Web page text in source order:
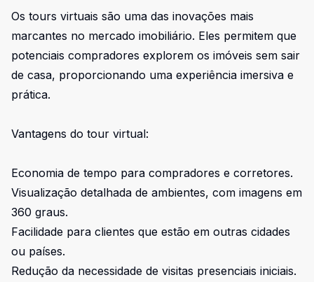
Os tours virtuais são uma das inovações mais
marcantes no mercado imobiliário. Eles permitem que
potenciais compradores explorem os imóveis sem sair
de casa, proporcionando uma experiência imersiva e
prática.
Vantagens do tour virtual:
Economia de tempo para compradores e corretores.
Visualização detalhada de ambientes, com imagens em
360 graus.
Facilidade para clientes que estão em outras cidades
ou países.
Redução da necessidade de visitas presenciais iniciais.